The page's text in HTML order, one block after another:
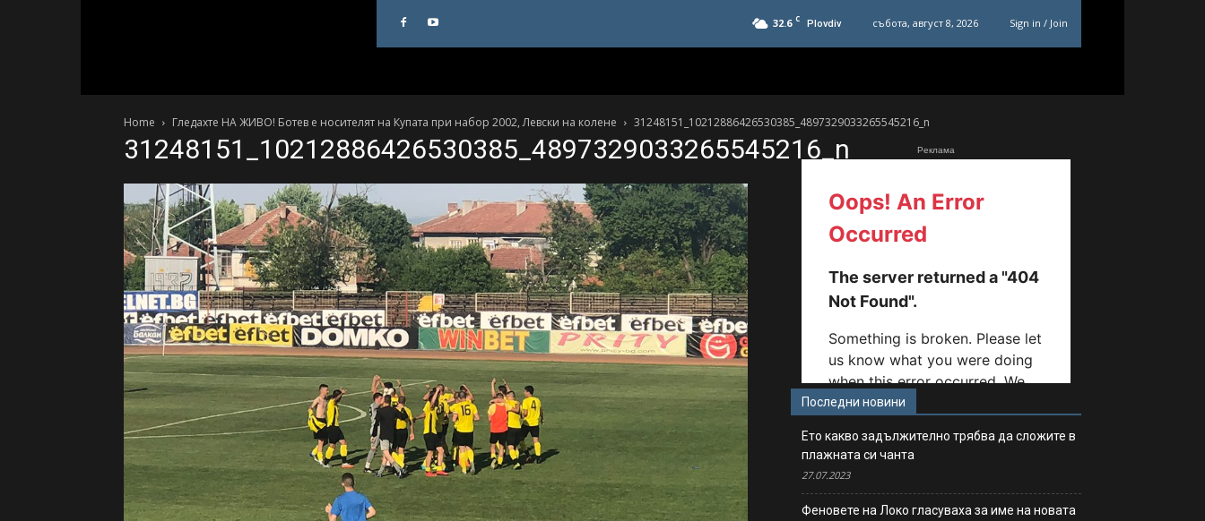
32.6 C Plovdiv събота, август 8, 2026 Sign in / Join
Home Гледахте НА ЖИВО! Ботев е носителят на Купата при набор 2002, Левски на колене 31248151_10212886426530385_4897329033265545216_n
31248151_10212886426530385_4897329033265545216_n Реклама
Последни новини
Ето какво задължително трябва да сложите в
плажната си чанта
27.07.2023
Феновете на Локо гласуваха за име на новата